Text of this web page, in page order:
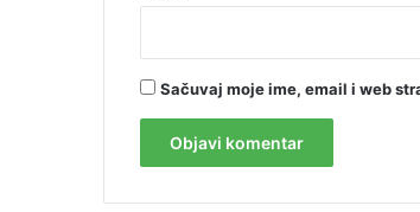
Sačuvaj moje ime, email i web